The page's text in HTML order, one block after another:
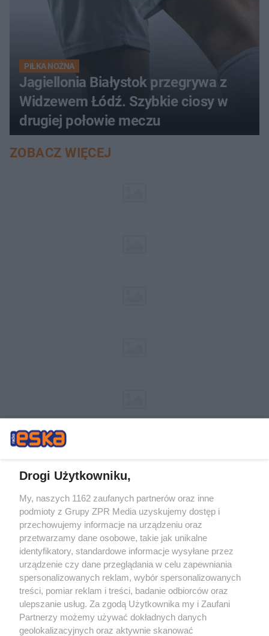
PIŁKA NOŻNA
Jagiellonia Białystok przegrywa z
Widzewem Łódź. Szybkie ciosy w
drugiej połowie meczu
ZOBACZ WIĘCEJ
Żaden utwór zamieszczony w serwisie nie może być powielany i
rozpowszechniany lub dalej rozpowszechniany w jakikolwiek sposób (w
tym także elektroniczny lub mechaniczny) na jakimkolwiek polu
eksploatacji w jakiejkolwiek formie, włącznie z umieszczaniem w Internecie
bez pisemnej zgody właściciela praw. Jakiekolwiek użycie lub
wykorzystanie utworów w całości lub w części z naruszeniem prawa, tzn.
bez właściwej zgody, jest zabronione pod groźbą kary i może być ścigane
prawnie.
Drogi Użytkowniku,
My, naszych 1162 zaufanych partnerów oraz inne
podmioty z Grupy ZPR Media uzyskujemy dostęp i
przechowujemy informacje na urządzeniu oraz
przetwarzamy dane osobowe, takie jak unikalne
identyfikatory, standardowe informacje wysyłane przez
urządzenie czy dane przeglądania w celu zapewniania
spersonalizowanych reklam, wybór spersonalizowanych
treści, pomiar reklam i treści, badanie odbiorców oraz
ulepszanie usług. Za zgodą Użytkownika my i Zaufani
Partnerzy możemy używać dokładnych danych
geolokalizacyjnych oraz aktywnie skanować